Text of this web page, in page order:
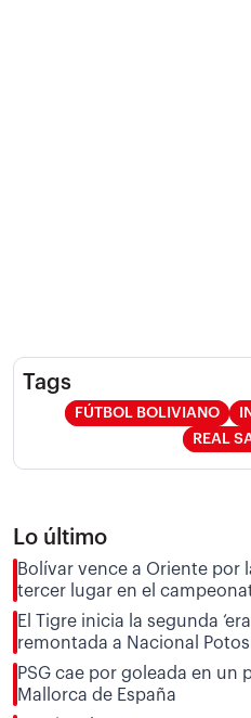
Tags
FÚTBOL BOLIVIANO
REAL
Lo último
Bolívar vence a Oriente por
tercer lugar en el
El Tigre inicia la segunda
remontada a Nacional
PSG cae por goleada en un
Mallorca de España